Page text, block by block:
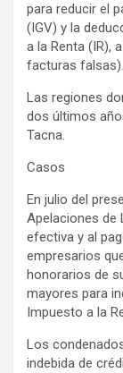
para reducir el
(IGV) y la
a la Renta (IR),
facturas falsas).
Las regiones
dos últimos
Tacna.
Casos
En julio del
Apelaciones de
efectiva y al
empresarios
honorarios de
mayores para
Impuesto a la
Los
indebida de